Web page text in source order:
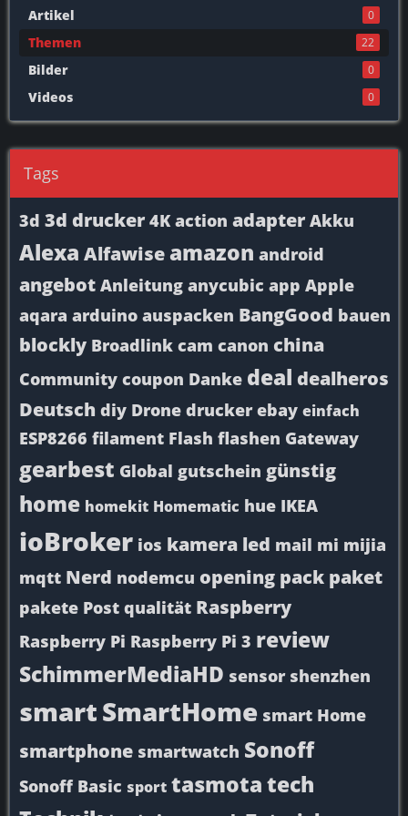
Artikel 0
Themen 22
Bilder 0
Videos 0
Tags
3d 3d drucker 4K action adapter Akku
Alexa Alfawiseamazon android
angebot Anleitung anycubic app Apple
aqara arduino auspacken BangGood bauen
blockly Broadlink cam canon china
Community coupon Danke deal dealheros
Deutsch diy Drone drucker ebay einfach
ESP8266 filament Flash flashen Gateway
gearbest Global gutschein günstig
home homekit Homematic hue IKEA
ioBroker ios kamera led mail mi mijia
mqtt Nerd nodemcu opening pack paket
pakete Post qualität Raspberry
Raspberry Pi Raspberry Pi 3 review
SchimmerMediaHD sensor shenzhen
smartSmartHome smart Home
smartphone smartwatch Sonoff
Sonoff Basic sport tasmotatech